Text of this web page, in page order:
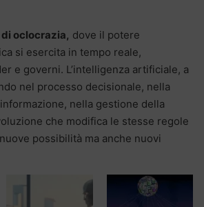
oclocrazia, dove il potere
si esercita in tempo reale,
e governi. L’intelligenza artificiale, a
nel processo decisionale, nella
nella gestione della
che modifica le stesse regole
possibilità ma anche nuovi